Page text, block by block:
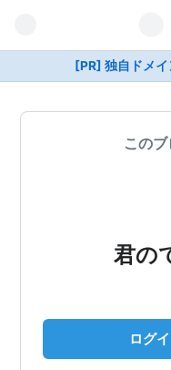
[PR] 独自ドメ
この
君の
ログ